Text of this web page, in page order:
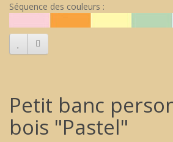
Séquence des couleurs :
Petit banc
bois "Pastel"